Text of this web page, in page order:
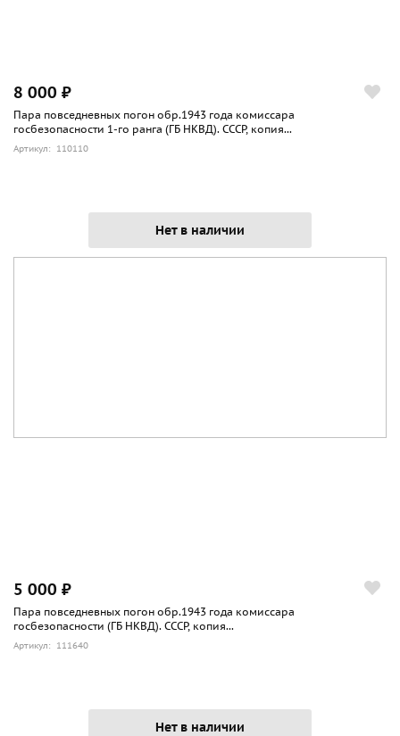
8 000 ₽
Пара повседневных погон обр.1943 года комиссара
госбезопасности 1-го ранга (ГБ НКВД). СССР, копия...
Артикул: 110110
Нет в наличии
5 000 ₽
Пара повседневных погон обр.1943 года комиссара
госбезопасности (ГБ НКВД). СССР, копия...
Артикул: 111640
Нет в наличии